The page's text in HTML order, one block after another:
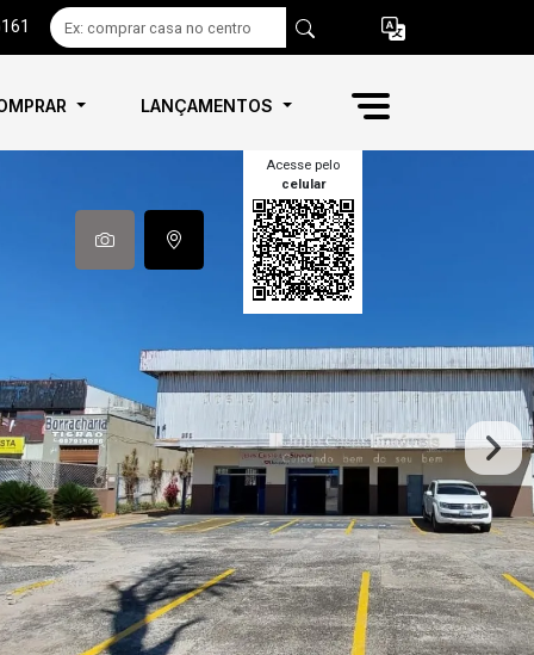
LANÇAMENTOS
Acesse pelo
celular